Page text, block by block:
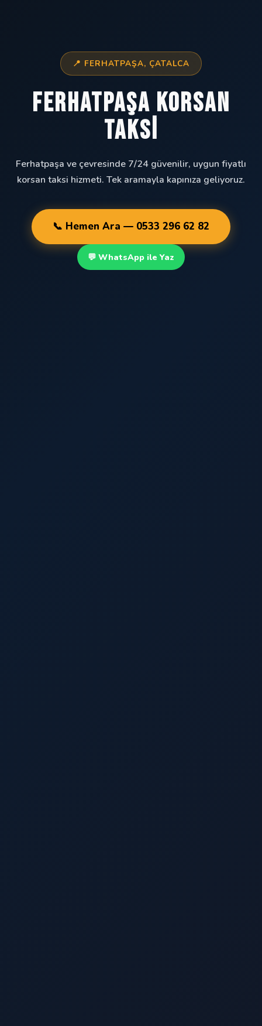
📍 FERHATPAŞA, ÇATALCA
Ferhatpaşa Korsan
Taksi
Ferhatpaşa ve çevresinde 7/24 güvenilir, uygun fiyatlı
korsan taksi hizmeti. Tek aramayla kapınıza geliyoruz.
📞 Hemen Ara — 0533 296 62 82
💬 WhatsApp ile Yaz